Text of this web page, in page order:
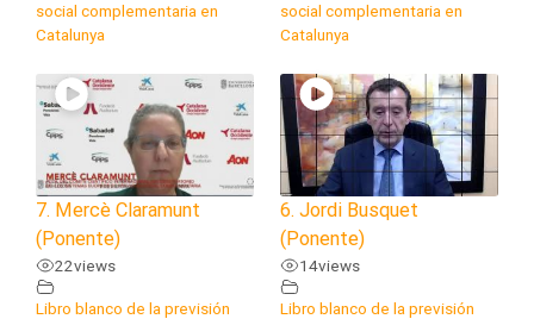
social complementaria en
Catalunya
social complementaria en
Catalunya
7. Mercè Claramunt
(Ponente)
22views
Libro blanco de la previsión
6. Jordi Busquet
(Ponente)
14views
Libro blanco de la previsión